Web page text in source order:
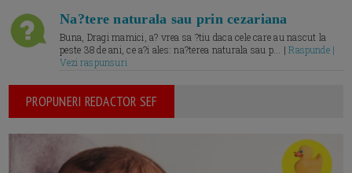
Na?tere naturala sau prin cezariana
Buna, Dragi mamici, a? vrea sa ?tiu daca cele care au nascut la
peste 38 de ani, ce a?i ales: na?terea naturala sau p... |Raspunde |
Vezi raspunsuri
PROPUNERI REDACTOR SEF